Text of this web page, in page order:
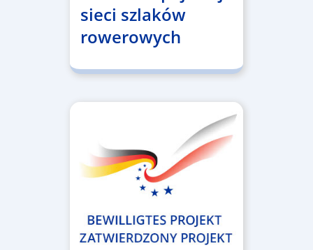
sieci szlaków
rowerowych